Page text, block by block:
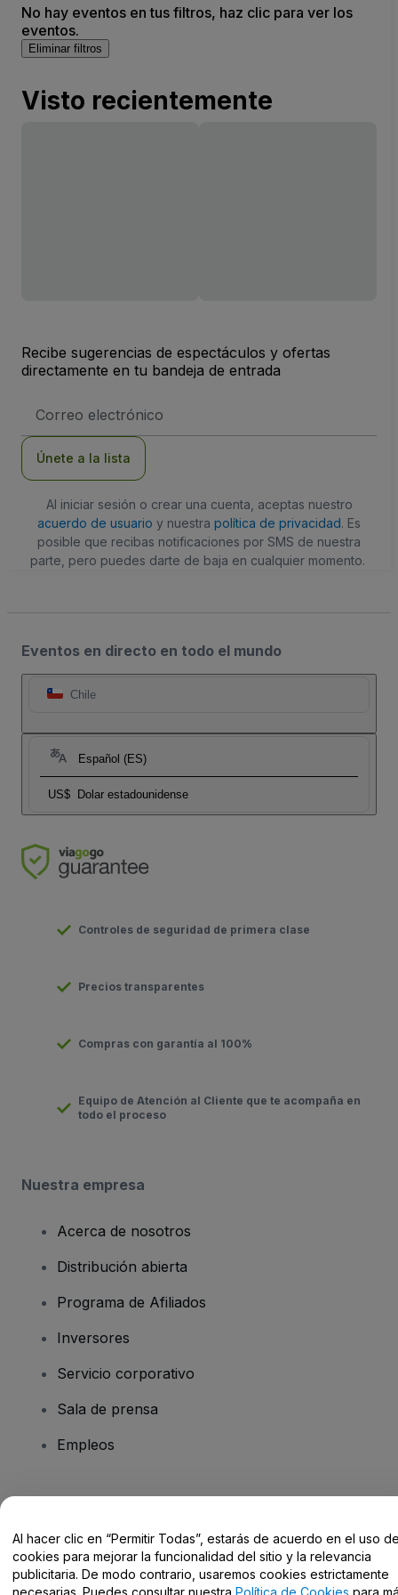
No hay eventos en tus filtros, haz clic para ver los
eventos.
Eliminar filtros
Visto recientemente
Recibe sugerencias de espectáculos y ofertas
directamente en tu bandeja de entrada
de
Únete a la lista
Al iniciar sesión o crear una cuenta, aceptas nuestro
acuerdo de usuario y nuestra política de privacidad. Es
posible que recibas notificaciones por SMS de nuestra
parte, pero puedes darte de baja en cualquier momento.
Eventos en directo en todo el mundo
Chile
Español (ES)
US$ Dolar estadounidense
Controles de seguridad de primera clase
Precios transparentes
Compras con garantía al 100%
Equipo de Atención al Cliente que te acompaña en
todo el proceso
Nuestra empresa
Acerca de nosotros
Distribución abierta
Programa de Afiliados
Inversores
Servicio corporativo
Sala de prensa
Empleos
Centro de Ayuda / Contacto
Al hacer clic en “Permitir Todas”, estarás de acuerdo en el uso
cookies para mejorar la funcionalidad del sitio y la relevancia
publicitaria. De modo contrario, usaremos cookies estrictamente
necesarias. Puedes consultar nuestra Política de Cookies para